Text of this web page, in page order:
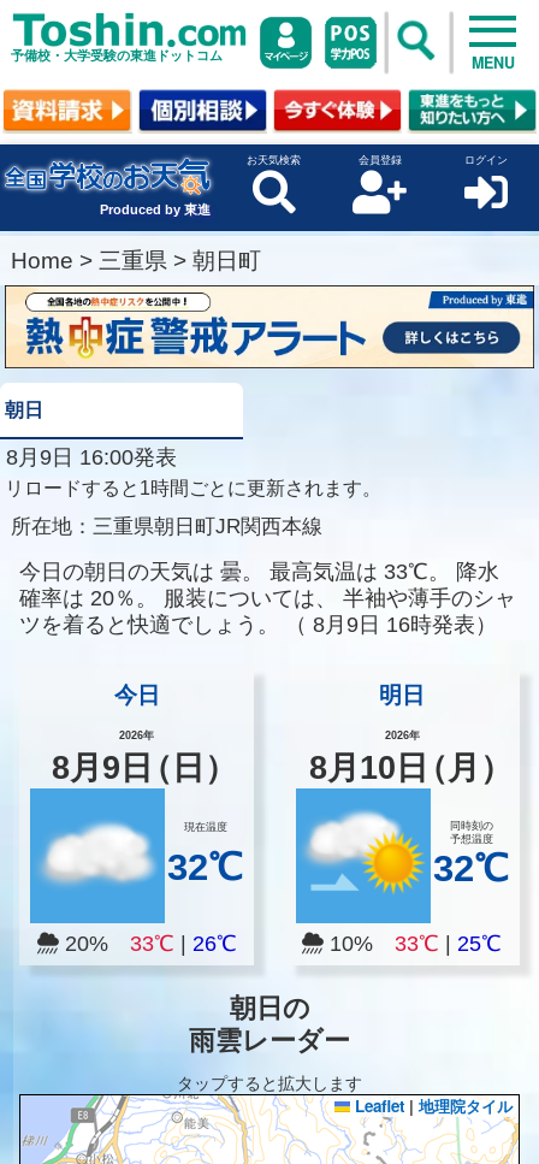
予備校・大学受験の東進ドットコム MENU
Produced by 東進
お天気検索 会員登録 ログイン
Home > 三重県 > 朝日町
朝日
8月9日 16:00発表
リロードすると1時間ごとに更新されます。
所在地： 三重県朝日町JR関西本線
今日の朝日の天気は 曇。 最高気温は 33℃。
降水
確率は 20％。 服装については、
半袖や薄手のシャ
ツを着ると快適でしょう。
（ 8月9日 16時発表）
今日
2026年
8月 9 日（日）
現在温度
32℃
20% 33℃ 26℃
明日
2026年
8月 10 日（月）
同時刻の
予想温度
32℃
10% 33℃ |25℃
朝日の
雨雲レーダー
タップすると拡大します
Leaflet | 地理院タイル